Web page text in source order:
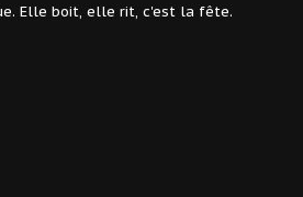
Elle boit, elle rit, c'est la fête.